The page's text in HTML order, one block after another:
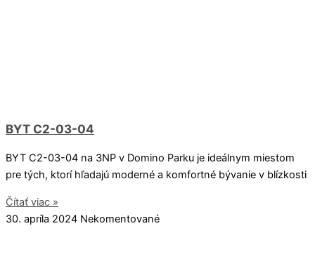
BYT C2-03-04
BYT C2-03-04 na 3NP v Domino Parku je ideálnym miestom
pre tých, ktorí hľadajú moderné a komfortné bývanie v blízkosti
Čítať viac »
30. apríla 2024 Nekomentované